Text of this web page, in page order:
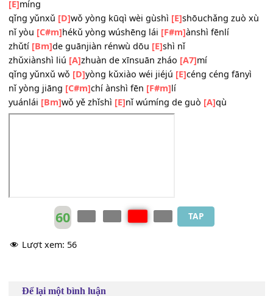
yòng ān
yòng tānxīn[C#m]pàn nǐ néng duō xiě yī bǐ
tōng piān[Bm]què zhǎo bù dào yǒu[C#m] guān wǒ
[F#m]
de zōngjī [E]
wǒmen dōu[D]mòmíng bǎocún xiē mìmì
hé shí qǐ[C#m]mòshēng néng bǎ wǒmen gé
shuō bu[Bm]chū dehuà zhuǎnguò shēn zhīhòu dōu
[E]míng
qǐng yǔnxǔ wǒ
nǐ yòng jiāng [C#m] chí ànshì fēn[F#m]lí
[Bm]wǒ yě zhǐshì[E]nǐ wúmíng de guò